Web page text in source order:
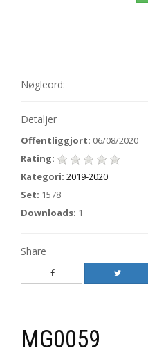
Nøgleord:
Detaljer
Offentliggjort: 06/08/2020
Rating:
Kategori: 2019-2020
Set: 1578
Downloads: 1
Share
MG0059